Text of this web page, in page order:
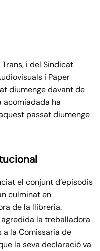
i del Sindicat
i Paper
diumenge davant de
acomiadada ha
passat diumenge
el conjunt d’episodis
culminat en
de la llibreria.
la treballadora
a la Comissaria de
la seva declaració va